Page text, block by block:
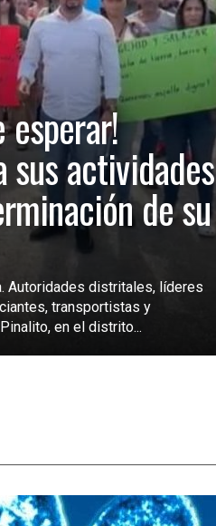
esperar!
sus actividades
de su
Autoridades distritales, líderes
transportistas y
en el distrito...